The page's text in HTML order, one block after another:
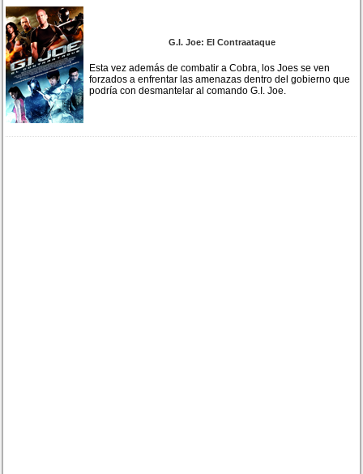
G.I. Joe: El Contraataque
Esta vez además de combatir a Cobra, los Joes se ven
forzados a enfrentar las amenazas dentro del gobierno que
podría con desmantelar al comando G.I. Joe.